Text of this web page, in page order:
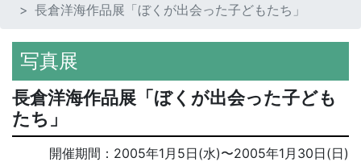
長倉洋海作品展「ぼくが出会った子どもたち」
写真展
長倉洋海作品展「ぼくが出会った子ども
たち」
開催期間： 2005年1月5日(水)〜2005年1月30日(日)